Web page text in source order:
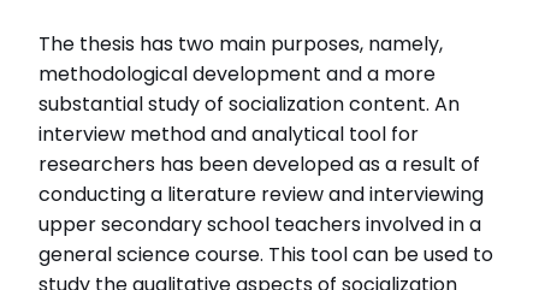
The thesis has two main purposes, namely,
methodological development and a more
substantial study of socialization content. An
interview method and analytical tool for
researchers has been developed as a result of
conducting a literature review and interviewing
upper secondary school teachers involved in a
general science course. This tool can be used to
study the qualitative aspects of socialization